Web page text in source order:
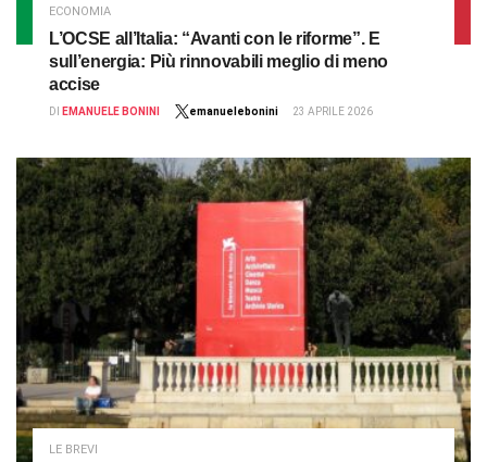
ECONOMIA
L’OCSE all’Italia: “Avanti con le riforme”. E
sull’energia: Più rinnovabili meglio di meno
accise
DI EMANUELE BONINI emanuelebonini 23 APRILE 2026
LE BREVI